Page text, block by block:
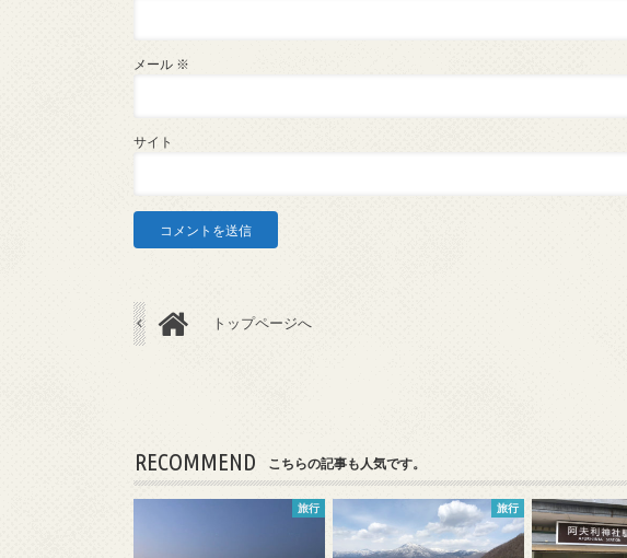
メール ※
サイト
トップページへ
RECOMMEND こちらの記事も人気です。
旅行 旅行